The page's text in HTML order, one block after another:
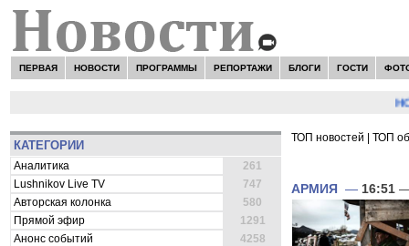
ПЕРВАЯ НОВОСТИ ПРОГРАММЫ РЕПОРТАЖИ БЛОГИ ГОСТИ
КАТЕГОРИИ
Аналитика
261
Lushnikov Live TV
747
Авторская колонка
580
Прямой эфир
1291
Анонс событий
4258
ТОП новостей ТОП
АРМИЯ — 16:51